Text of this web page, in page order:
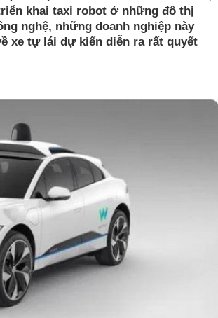
khai taxi robot ở những đô thị
nghệ, những doanh nghiệp này
xe tự lái dự kiến diễn ra rất quyết